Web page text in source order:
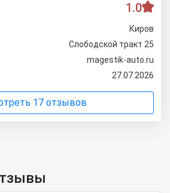
1.0
Киров
Слободской тракт 25
magestik-auto.ru
27.07.2026
17 отзывов